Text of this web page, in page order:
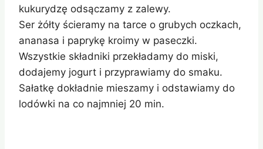
kukurydzę odsączamy z zalewy.
Ser żółty ścieramy na tarce o grubych oczkach,
ananasa i paprykę kroimy w paseczki.
Wszystkie składniki przekładamy do miski,
dodajemy jogurt i przyprawiamy do smaku.
Sałatkę dokładnie mieszamy i odstawiamy do
lodówki na co najmniej 20 min.